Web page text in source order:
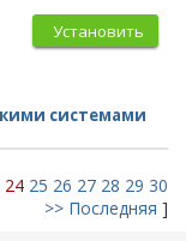
Установить
системами
24 25 26 27 28 29 30
>> Последняя ]